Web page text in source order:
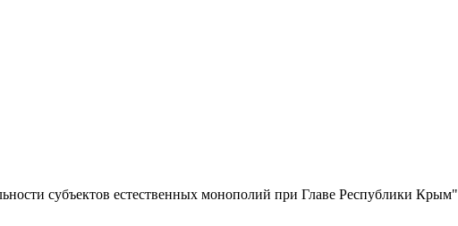
субъектов естественных монополий при Главе Республики Крым"